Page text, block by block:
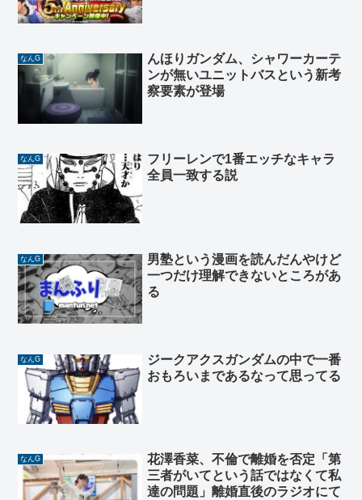
なんG
んほりガンダム、シャワーカーテ
ンが無いユニットバスという新考
察要素が登場
なんG
フリーレンで1番エッチなキャラ
全員一致する説
なんG
男塾という漫画を読んだんやけど
一つだけ理解できないところがあ
る
なんG
ジークアクスガンダムの中で一番
おもろいまであるなって思ってる
なんG
花澤香菜、不倫で離婚を否定「第
三者がいてという話ではなくて私
達の問題」離婚直後のラジオにて